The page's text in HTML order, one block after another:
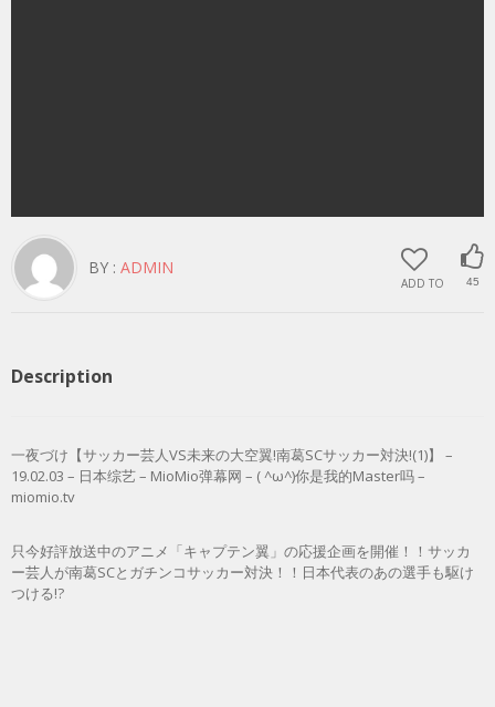
ADD TO 45
BY : ADMIN
Description
一夜づけ【サッカー芸人VS未来の大空翼!南葛SCサッカー対決!(1)】 –
19.02.03 – 日本综艺 – MioMio弹幕网 – ( ^ω^)你是我的Master吗 –
miomio.tv
只今好評放送中のアニメ「キャプテン翼」の応援企画を開催！！サッカ
ー芸人が南葛SCとガチンコサッカー対決！！日本代表のあの選手も駆け
つける!?